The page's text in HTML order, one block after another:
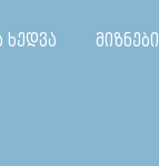
ხედვა მიზნები